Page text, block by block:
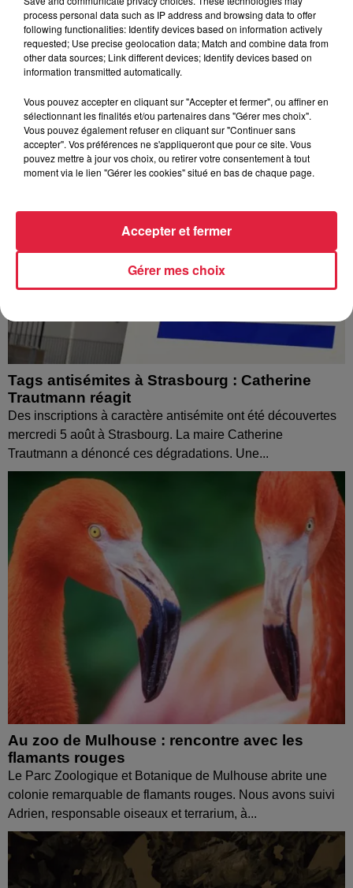
À Hoerdt, de l’eau brune sort des robinets
Depuis plusieurs jours, des habitants de Hoerdt ont vu de
l’eau brune s’écouler de leurs robinets. Face aux
Tags antisémites à Strasbourg : Catherine
Trautmann réagit
Des inscriptions à caractère antisémite ont été découvertes
mercredi 5 août à Strasbourg. La maire Catherine
Trautmann a dénoncé ces dégradations. Une...
Au zoo de Mulhouse : rencontre avec les
flamants rouges
Le Parc Zoologique et Botanique de Mulhouse abrite une
colonie remarquable de flamants rouges. Nous avons suivi
Adrien, responsable oiseaux et terrarium, à...
process personal data such as IP address and browsing data to offer
following functionalities: Identify devices based on information actively
requested; Use precise geolocation data; Match and combine data from
other data sources; Link different devices; Identify devices based on
information transmitted automatically.
Vous pouvez accepter en cliquant sur "Accepter et fermer", ou affiner en
sélectionnant les finalités et/ou partenaires dans "Gérer mes choix".
Vous pouvez également refuser en cliquant sur "Continuer sans
accepter". Vos préférences ne s'appliqueront que pour ce site. Vous
pouvez mettre à jour vos choix, ou retirer votre consentement à tout
moment via le lien "Gérer les cookies" situé en bas de chaque page.
Gérer mes choix
Accepter et fermer